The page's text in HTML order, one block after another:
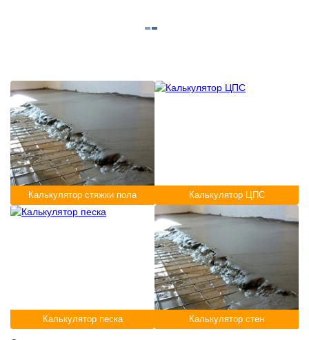
Калькулятор стяжки пола Калькулятор ЦПС
Калькулятор песка Калькулятор стен